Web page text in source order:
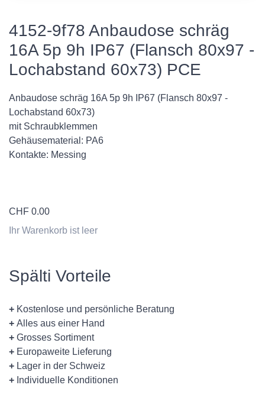
4152-9f78 Anbaudose schräg
16A 5p 9h IP67 (Flansch 80x97 -
Lochabstand 60x73) PCE
Anbaudose schräg 16A 5p 9h IP67 (Flansch 80x97 -
Lochabstand 60x73)
mit Schraubklemmen
Gehäusematerial: PA6
Kontakte: Messing
CHF 0.00
Ihr Warenkorb ist leer
Spälti Vorteile
+ Kostenlose und persönliche Beratung
+ Alles aus einer Hand
+ Grosses Sortiment
+ Europaweite Lieferung
+ Lager in der Schweiz
+ Individuelle Konditionen